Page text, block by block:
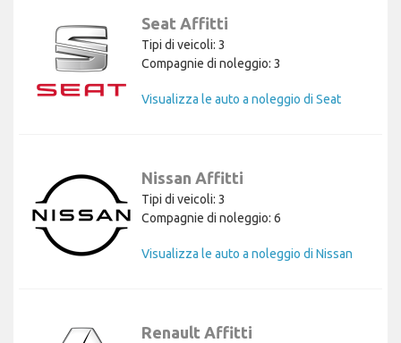
Seat Affitti
Tipi di veicoli: 3
Compagnie di noleggio: 3
Visualizza le auto a noleggio di Seat
Nissan Affitti
Tipi di veicoli: 3
Compagnie di noleggio: 6
Visualizza le auto a noleggio di Nissan
Renault Affitti